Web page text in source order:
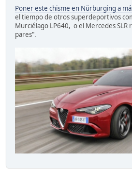
Poner este chisme en Nürburging a
el tiempo de otros superdeportivos
Murciélago LP640, o el Mercedes SLR
pares".